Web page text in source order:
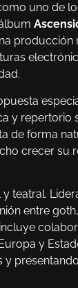
uno de
producción
y repertorio
de forma
crecer su
teatral.
entre
y